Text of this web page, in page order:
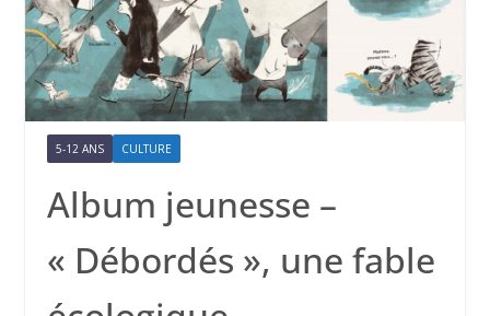
5-12 ANS CULTURE
Album jeunesse –
« Débordés », une fable